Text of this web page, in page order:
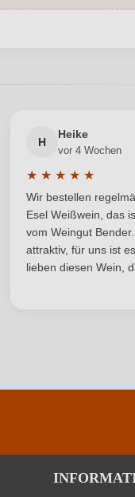
von 4.7 von 5
H
Heike
vor 4 Wochen
★ ★ ★ ★ ★
Durchschnittliche
Wir bestellen
Esel Weißwein, das
vom Weingut
attraktiv, für uns ist
lieben diesen Wein,